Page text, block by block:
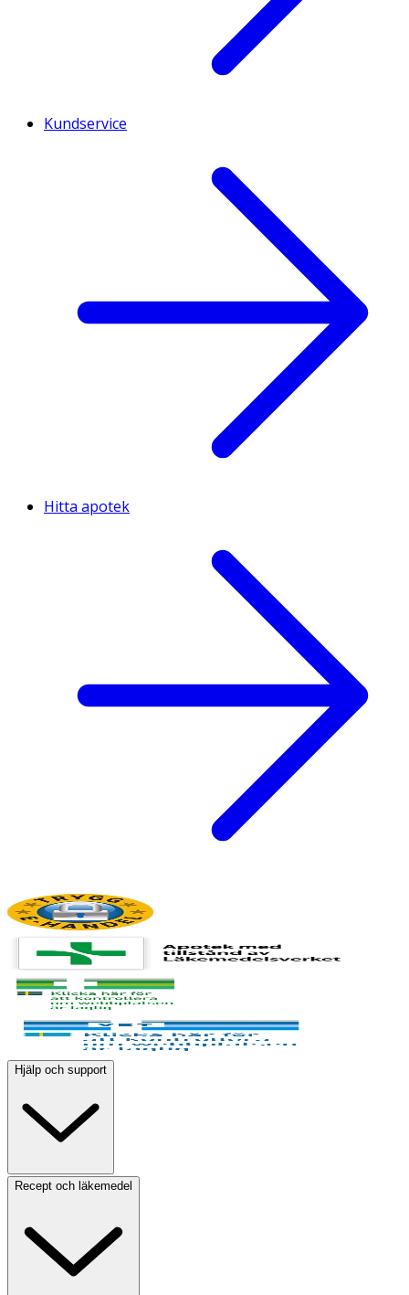
Kundservice
Hitta apotek
Hjälp och support
Recept och läkemedel